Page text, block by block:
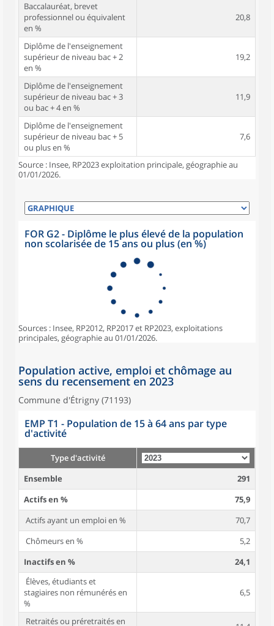
Baccalauréat, brevet
professionnel ou équivalent
en %
20,8
Diplôme de l'enseignement
supérieur de niveau bac + 2
en %
19,2
Diplôme de l'enseignement
supérieur de niveau bac + 3
ou bac + 4 en %
11,9
Diplôme de l'enseignement
supérieur de niveau bac + 5
ou plus en %
7,6
Source : Insee, RP2023 exploitation principale, géographie au
01/01/2026.
FOR G2 - Diplôme le plus élevé de la population
non scolarisée de 15 ans ou plus (en %)
Sources : Insee, RP2012, RP2017 et RP2023, exploitations
principales, géographie au 01/01/2026.
Population active, emploi et chômage au
sens du recensement en 2023
Commune d'Étrigny (71193)
EMP T1 - Population de 15 à 64 ans par type
d'activité
Type d'activité
Ensemble
291
Actifs en %
75,9
Actifs ayant un emploi en %
70,7
Chômeurs en %
5,2
Inactifs en %
24,1
Élèves, étudiants et
stagiaires non rémunérés en
%
6,5
Retraités ou préretraités en